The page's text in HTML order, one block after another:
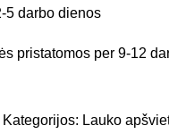
5 darbo dienos
pristatomos per 9-12
Kategorijos: Lauko